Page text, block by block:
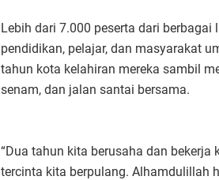
Lebih dari 7.000 peserta dari
pendidikan, pelajar, dan masyarakat
tahun kota kelahiran mereka sambil
senam, dan jalan santai bersama.
“Dua tahun kita berusaha dan
tercinta kita berpulang. Alhamdulillah